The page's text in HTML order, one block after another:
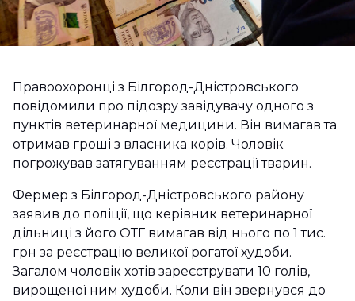
Правоохоронці з Білгород-Дністровського
повідомили про підозру завідувачу одного з
пунктів ветеринарної медицини. Він вимагав та
отримав гроші з власника корів. Чоловік
погрожував затягуванням реєстрації тварин.
Фермер з Білгород-Дністровського району
заявив до поліції, що керівник ветеринарної
дільниці з його ОТГ вимагав від нього по 1 тис.
грн за реєстрацію великої рогатої худоби.
Загалом чоловік хотів зареєструвати 10 голів,
вирощеної ним худоби. Коли він звернувся до